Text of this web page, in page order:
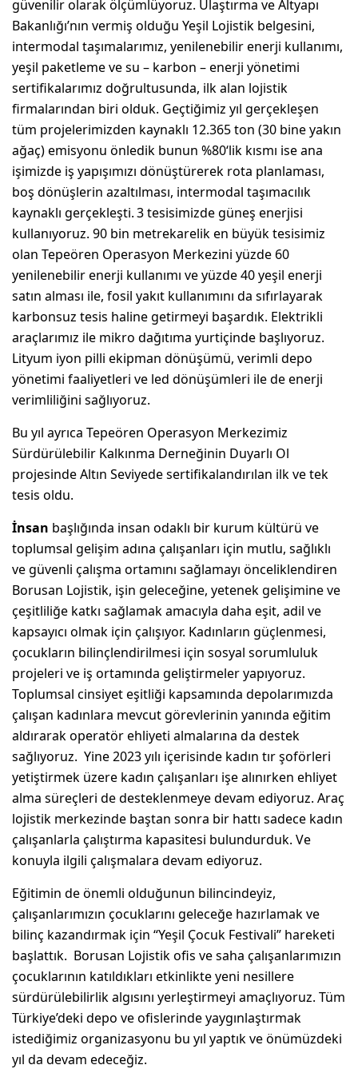
güvenilir olarak ölçümlüyoruz. Ulaştırma ve Altyapı
Bakanlığı’nın vermiş olduğu Yeşil Lojistik belgesini,
intermodal taşımalarımız, yenilenebilir enerji kullanımı,
yeşil paketleme ve su – karbon – enerji yönetimi
sertifikalarımız doğrultusunda, ilk alan lojistik
firmalarından biri olduk. Geçtiğimiz yıl gerçekleşen
tüm projelerimizden kaynaklı 12.365 ton (30 bine yakın
ağaç) emisyonu önledik bunun %80‘lik kısmı ise ana
işimizde iş yapışımızı dönüştürerek rota planlaması,
boş dönüşlerin azaltılması, intermodal taşımacılık
kaynaklı gerçekleşti. 3 tesisimizde güneş enerjisi
kullanıyoruz. 90 bin metrekarelik en büyük tesisimiz
olan Tepeören Operasyon Merkezini yüzde 60
yenilenebilir enerji kullanımı ve yüzde 40 yeşil enerji
satın alması ile, fosil yakıt kullanımını da sıfırlayarak
karbonsuz tesis haline getirmeyi başardık. Elektrikli
araçlarımız ile mikro dağıtıma yurtiçinde başlıyoruz.
Lityum iyon pilli ekipman dönüşümü, verimli depo
yönetimi faaliyetleri ve led dönüşümleri ile de enerji
verimliliğini sağlıyoruz.
Bu yıl ayrıca Tepeören Operasyon Merkezimiz
Sürdürülebilir Kalkınma Derneğinin Duyarlı Ol
projesinde Altın Seviyede sertifikalandırılan ilk ve tek
tesis oldu.
İnsan başlığında insan odaklı bir kurum kültürü ve
toplumsal gelişim adına çalışanları için mutlu, sağlıklı
ve güvenli çalışma ortamını sağlamayı önceliklendiren
Borusan Lojistik, işin geleceğine, yetenek gelişimine ve
çeşitliliğe katkı sağlamak amacıyla daha eşit, adil ve
kapsayıcı olmak için çalışıyor. Kadınların güçlenmesi,
çocukların bilinçlendirilmesi için sosyal sorumluluk
projeleri ve iş ortamında geliştirmeler yapıyoruz.
Toplumsal cinsiyet eşitliği kapsamında depolarımızda
çalışan kadınlara mevcut görevlerinin yanında eğitim
aldırarak operatör ehliyeti almalarına da destek
sağlıyoruz. Yine 2023 yılı içerisinde kadın tır şoförleri
yetiştirmek üzere kadın çalışanları işe alınırken ehliyet
alma süreçleri de desteklenmeye devam ediyoruz. Araç
lojistik merkezinde baştan sonra bir hattı sadece kadın
çalışanlarla çalıştırma kapasitesi bulundurduk. Ve
konuyla ilgili çalışmalara devam ediyoruz.
Eğitimin de önemli olduğunun bilincindeyiz,
çalışanlarımızın çocuklarını geleceğe hazırlamak ve
bilinç kazandırmak için “Yeşil Çocuk Festivali” hareketi
başlattık. Borusan Lojistik ofis ve saha çalışanlarımızın
çocuklarının katıldıkları etkinlikte yeni nesillere
sürdürülebilirlik algısını yerleştirmeyi amaçlıyoruz. Tüm
Türkiye’deki depo ve ofislerinde yaygınlaştırmak
istediğimiz organizasyonu bu yıl yaptık ve önümüzdeki
yıl da devam edeceğiz.